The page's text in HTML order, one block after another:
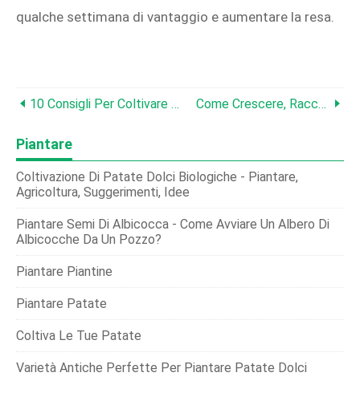
qualche settimana di vantaggio e aumentare la resa.
10 Consigli Per Coltivare I Peperoni Nei Climi Più Freddi Come Crescere, Raccolto, E Conserve Balsamo D'Api (Monarda)
Piantare
Coltivazione Di Patate Dolci Biologiche - Piantare,
Agricoltura, Suggerimenti, Idee
Piantare Semi Di Albicocca - Come Avviare Un Albero Di
Albicocche Da Un Pozzo?
Piantare Piantine
Piantare Patate
Coltiva Le Tue Patate
Varietà Antiche Perfette Per Piantare Patate Dolci